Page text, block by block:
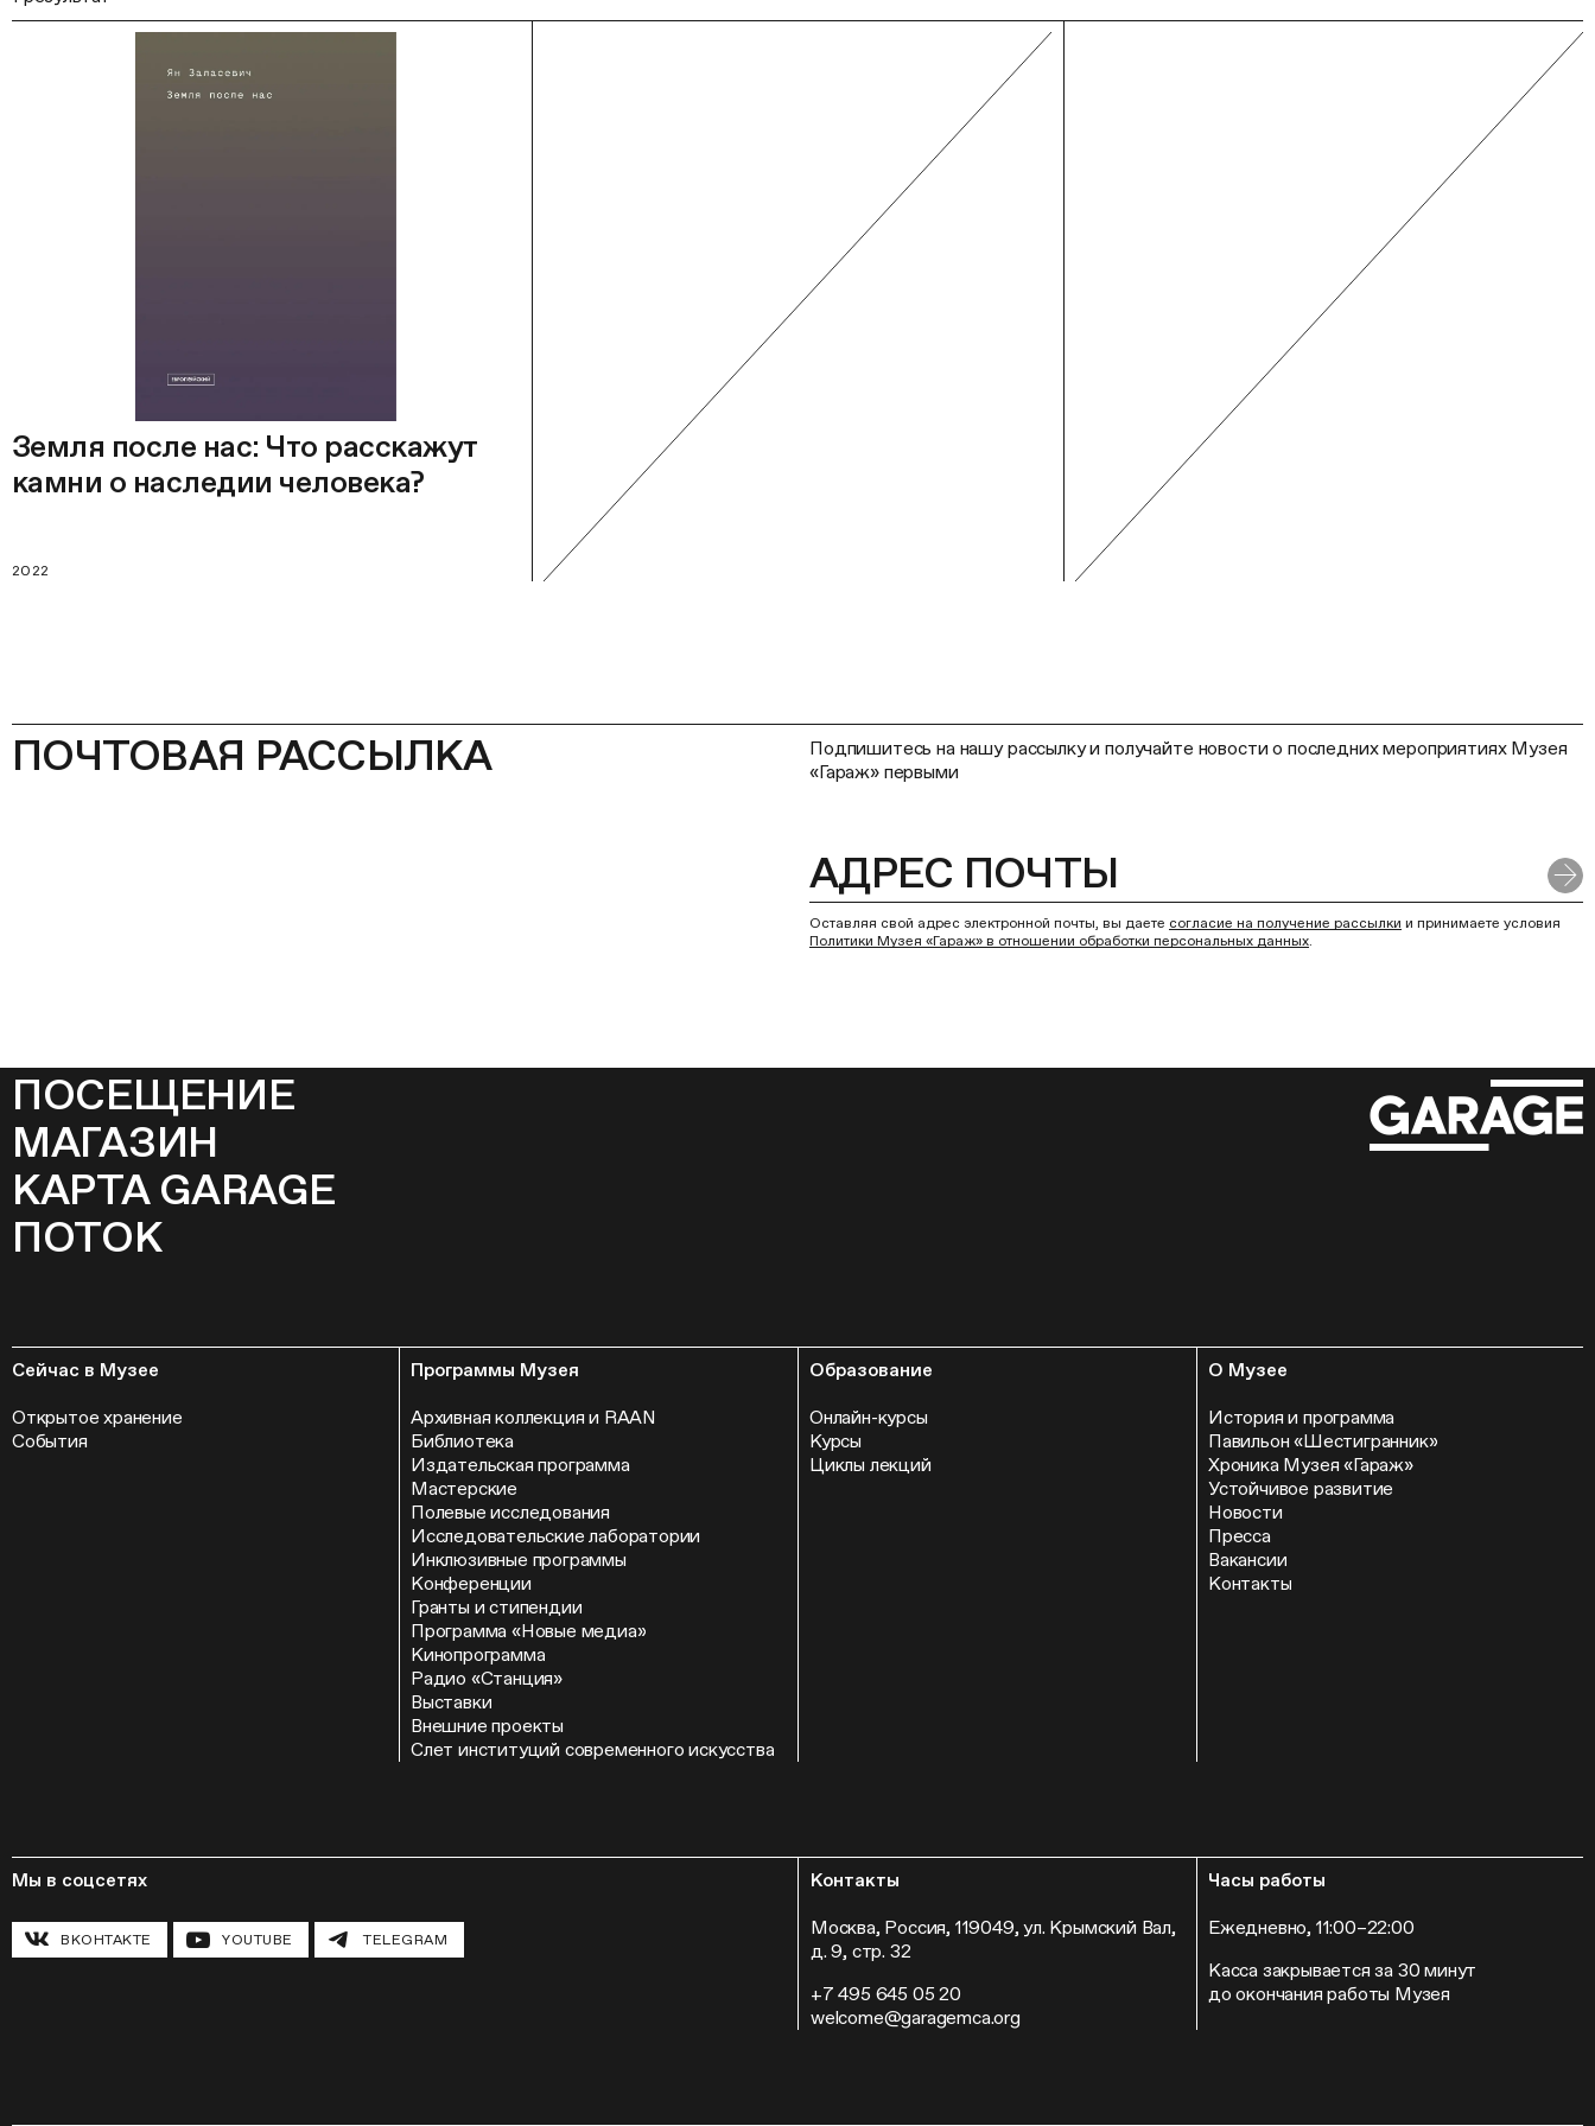
Земля после нас: Что расскажут
камни о наследии человека?
2022
ПОЧТОВАЯ РАССЫЛКА
Подпишитесь на нашу рассылку и получайте новости о последних мероприятиях Музея
«Гараж» первыми
Оставляя свой адрес электронной почты, вы даете согласие на получение рассылки и принимаете условия
Политики Музея «Гараж» в отношении обработки персональных данных.
ПОСЕЩЕНИЕ
МАГАЗИН
КАРТА GARAGE
ПОТОК
Сейчас в Музее
Открытое хранение
События
Программы Музея
Архивная коллекция и RAAN
Библиотека
Издательская программа
Мастерские
Полевые исследования
Исследовательские лаборатории
Инклюзивные программы
Конференции
Гранты и стипендии
Программа «Новые медиа»
Кинопрограмма
Радио «Станция»
Выставки
Внешние проекты
Слет институций современного искусства
Образование
Онлайн-курсы
Курсы
Циклы лекций
О Музее
История и программа
Павильон «Шестигранник»
Хроника Музея «Гараж»
Устойчивое развитие
Новости
Пресса
Вакансии
Контакты
Мы в соцсетях
ВКОНТАКТЕ YOUTUBE TELEGRAM
Контакты
Москва, Россия, 119049, ул. Крымский Вал,
д. 9, стр. 32
+7 495 645 05 20
welcome@garagemca.org
Часы работы
Ежедневно, 11:00–22:00
Касса закрывается за 30 минут
до окончания работы Музея